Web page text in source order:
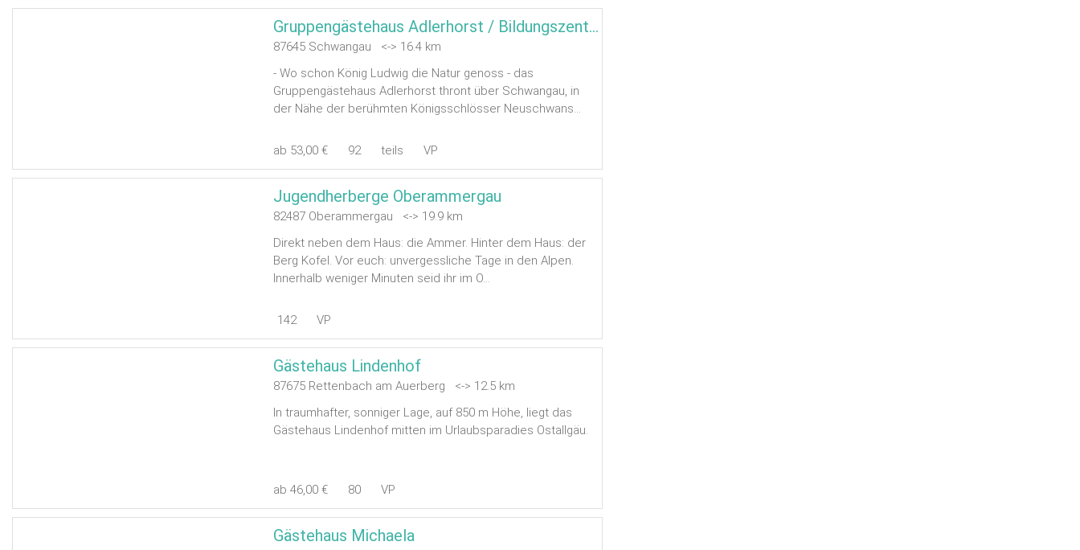
Gruppengästehaus Adlerhorst / Bildungszentrum Schwangau
87645 Schwangau <-> 16.4 km
- Wo schon König Ludwig die Natur genoss - das
Gruppengästehaus Adlerhorst thront über Schwangau, in
der Nähe der berühmten Königsschlösser Neuschwans...
ab 53,00 € 92 teils VP
Jugendherberge Oberammergau
82487 Oberammergau <-> 19.9 km
Direkt neben dem Haus: die Ammer. Hinter dem Haus: der
Berg Kofel. Vor euch: unvergessliche Tage in den Alpen.
Innerhalb weniger Minuten seid ihr im O...
142 VP
Gästehaus Lindenhof
87675 Rettenbach am Auerberg <-> 12.5 km
In traumhafter, sonniger Lage, auf 850 m Höhe, liegt das
Gästehaus Lindenhof mitten im Urlaubsparadies Ostallgäu.
ab 46,00 € 80 VP
Gästehaus Michaela